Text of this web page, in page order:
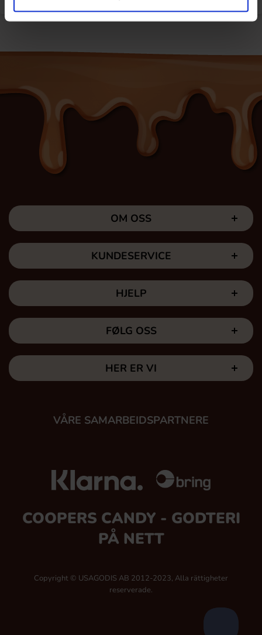
OM OSS
KUNDESERVICE
HJELP
FØLG OSS
HER ER VI
VÅRE SAMARBEIDSPARTNERE
COOPERS CANDY - GODTERI
PÅ NETT
Copyright © USAGODIS AB 2012-2023, Alla rättigheter
reserverade.